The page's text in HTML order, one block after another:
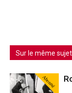
Sur le même sujet
Abonné